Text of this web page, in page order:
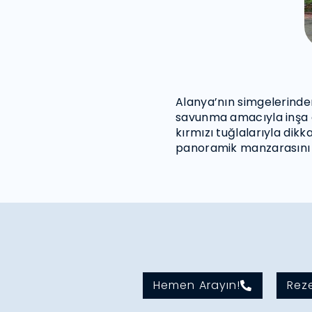
Alanya’nın
savunma amacıyla
kırmızı tuğlalarıyla
panoramik
Hemen Arayın!